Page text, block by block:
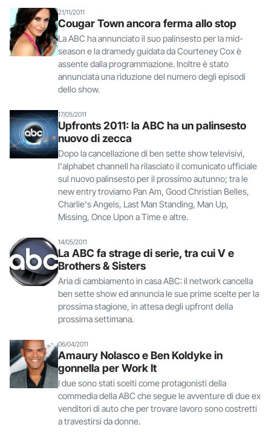
21/11/2011
Cougar Town ancora ferma allo stop
La ABC ha annunciato il suo palinsesto per la mid-
season e la dramedy guidata da Courteney Cox è
assente dalla programmazione. Inoltre è stato
annunciata una riduzione del numero degli episodi
dello show.
17/05/2011
Upfronts 2011: la ABC ha un palinsesto
nuovo di zecca
Dopo la cancellazione di ben sette show televisivi,
l'alphabet channell ha rilasciato il comunicato ufficiale
sul nuovo palinsesto per il prossimo autunno; tra le
new entry troviamo Pan Am, Good Christian Belles,
Charlie's Angels, Last Man Standing, Man Up,
Missing, Once Upon a Time e altre.
14/05/2011
La ABC fa strage di serie, tra cui V e
Brothers & Sisters
Aria di cambiamento in casa ABC: il network cancella
ben sette show ed annuncia le sue prime scelte per la
prossima stagione, in attesa degli upfront della
prossima settimana.
06/04/2011
Amaury Nolasco e Ben Koldyke in
gonnella per Work It
I due sono stati scelti come protagonisti della
commedia della ABC che segue le avventure di due ex
venditori di auto che per trovare lavoro sono costretti
a travestirsi da donne.